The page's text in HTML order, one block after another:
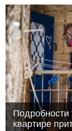
жестокого
Подробности
квартире